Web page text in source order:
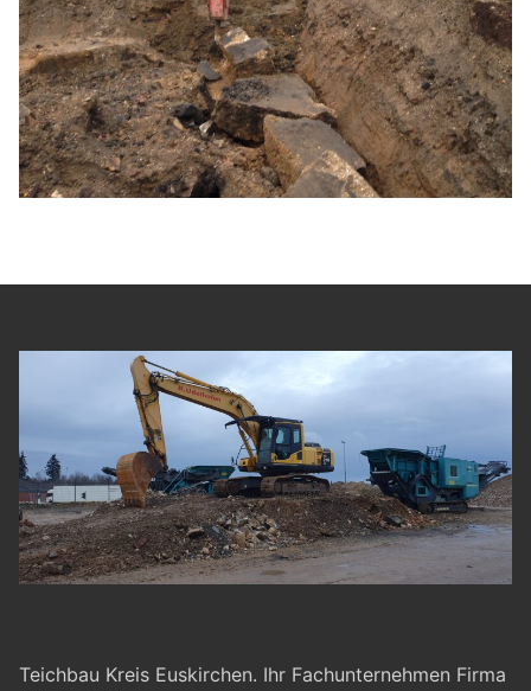
Teichbau Kreis Euskirchen. Ihr Fachunternehmen Firma